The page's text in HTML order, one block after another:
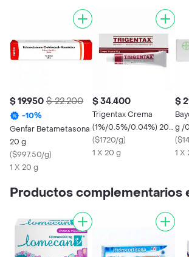
$ 19.950 $ 22.200
-10%
Genfar Betametasona
20 g
($997.50/g)
1 X 20 g
$ 34.400
Trigentax Crema
(1%/0.5%/0.04%) 20
g
($1720/g)
1 X 20 g
$
g /
(
1 X
Productos complementarios